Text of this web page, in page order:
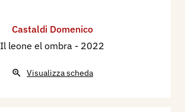
Castaldi Domenico
Il leone el ombra - 2022
Visualizza scheda